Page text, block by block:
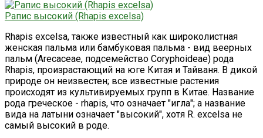
Рапис высокий (Rhapis excelsa)
Rhapis excelsa, также известный как широколистная
женская пальма или бамбуковая пальма - вид веерных
пальм (Arecaceae, подсемейство Coryphoideae) рода
Rhapis, произрастающий на юге Китая и Тайваня. В дикой
природе он неизвестен; все известные растения
происходят из культивируемых групп в Китае. Название
рода греческое - rhapis, что означает "игла"; а название
вида на латыни означает "высокий", хотя R. excelsa не
самый высокий в роде.